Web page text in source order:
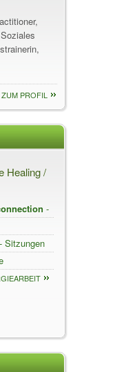
ZUM PROFIL
Healing /
-
Sitzungen